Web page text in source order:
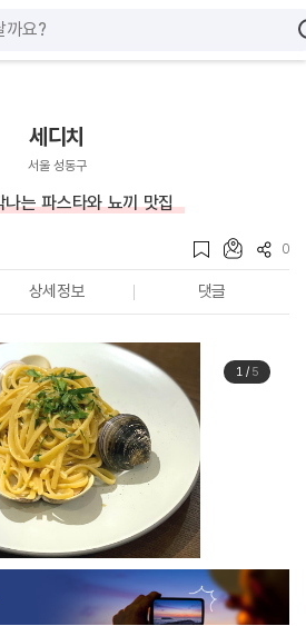
세디치
서울 성동구
나는 파스타와 뇨끼 맛집
0
상세정보 댓글
1/ 5